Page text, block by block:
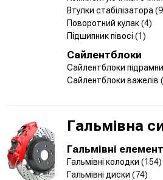
Втулки стабілізатора
Поворотний кулак(4)
Підшипник півосі (1)
Сайлентблоки
Сайлентблоки
Сайлентблоки важелів
Гальмівна
Гальмівні
Гальмівні колодки (154)
Гальмівні диски (74)